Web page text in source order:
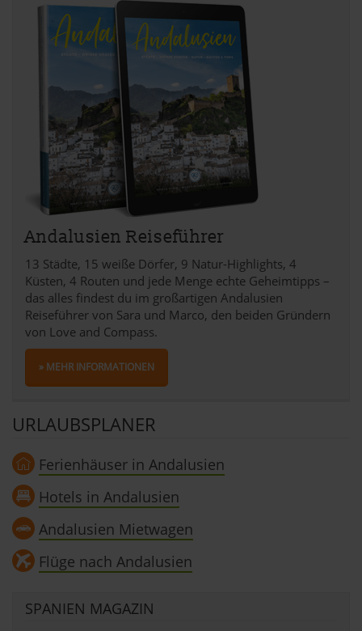
Andalusien Reiseführer
13 Städte, 15 weiße Dörfer, 9 Natur-Highlights, 4
Küsten, 4 Routen und jede Menge echte Geheimtipps –
das alles findest du im großartigen Andalusien
Reiseführer von Sara und Marco, den beiden Gründern
von Love and Compass.
» MEHR INFORMATIONEN
URLAUBSPLANER
Ferienhäuser in Andalusien
Hotels in Andalusien
Andalusien Mietwagen
Flüge nach Andalusien
SPANIEN MAGAZIN